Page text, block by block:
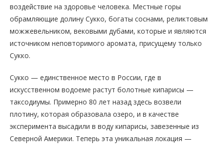
воздействие на здоровье человека. Местные горы
обрамляющие долину Сукко, богаты соснами, реликтовым
можжевельником, вековыми дубами, которые и являются
источником неповторимого аромата, присущему только
Сукко.
Сукко — единственное место в России, где в
искусственном водоеме растут болотные кипарисы —
таксодиумы. Примерно 80 лет назад здесь возвели
плотину, которая образовала озеро, и в качестве
эксперимента высадили в воду кипарисы, завезенные из
Северной Америки. Теперь эта уникальная локация —